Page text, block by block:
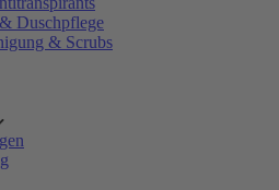
Duschpflege
& Scrubs